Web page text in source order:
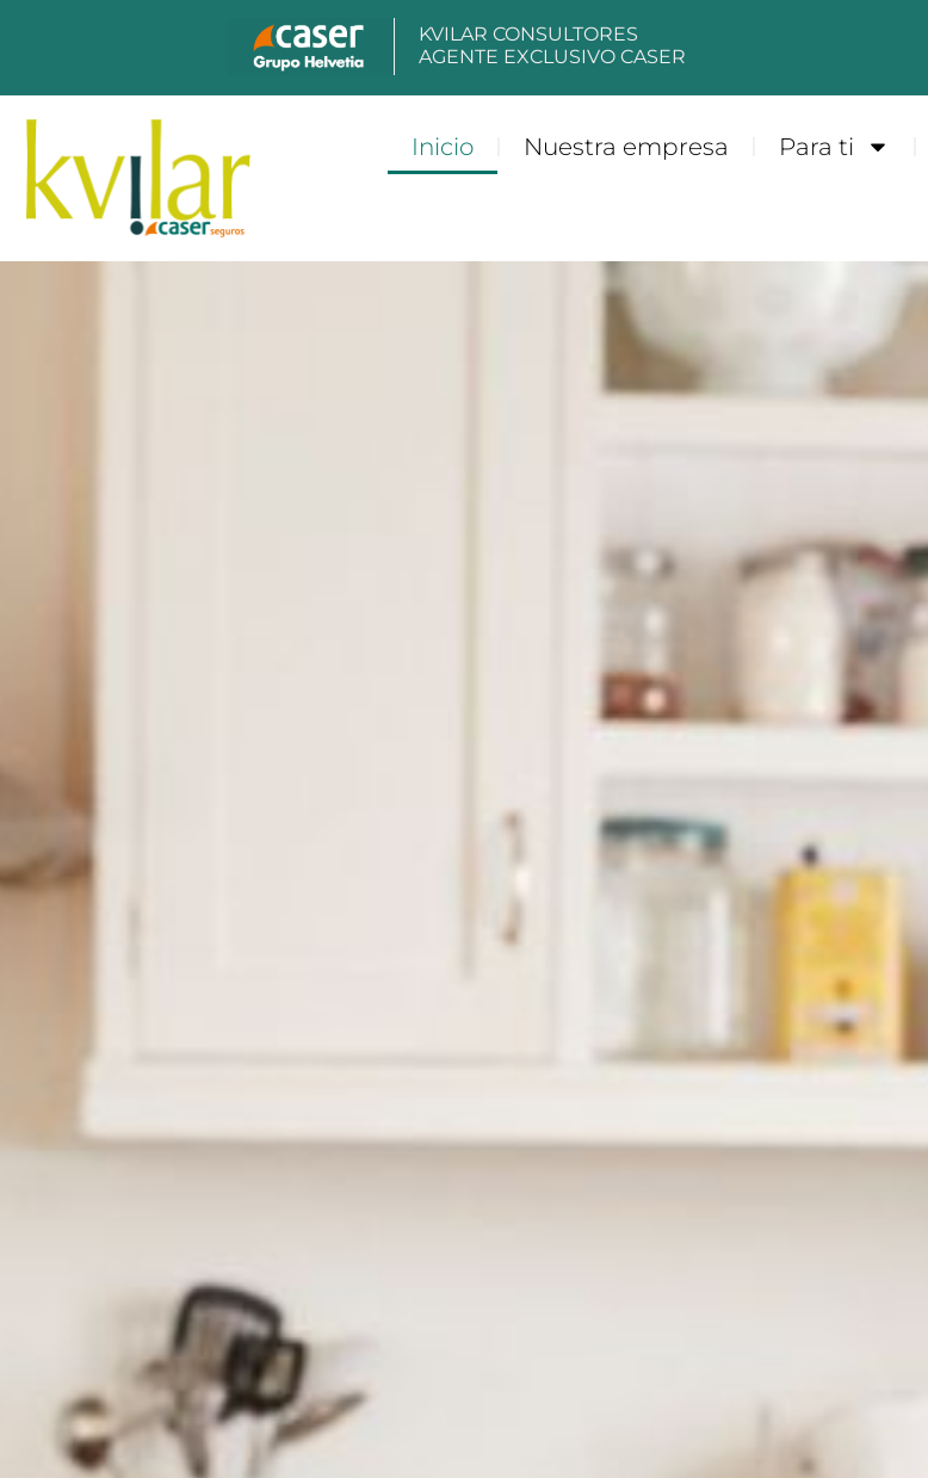
KVILAR CONSULTORES
AGENTE EXCLUSIVO CASER
Inicio Nuestra empresa Para ti